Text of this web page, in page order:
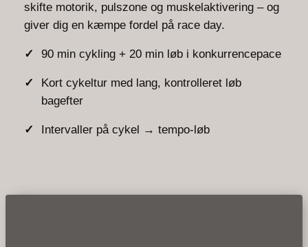
skifte motorik, pulszone og muskelaktivering – og
giver dig en kæmpe fordel på race day.
90 min cykling + 20 min løb i konkurrencepace
Kort cykeltur med lang, kontrolleret løb
bagefter
Intervaller på cykel → tempo-løb